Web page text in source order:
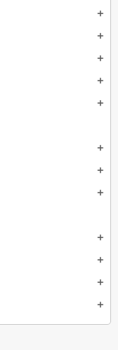
add
add
add
add
add
add
add
add
add
add
add
add